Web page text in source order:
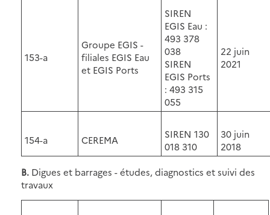
153-a
Groupe EGIS -
filiales EGIS Eau
et EGIS Ports
SIREN
EGIS Eau :
493 378
038
SIREN
EGIS Ports
: 493 315
055
22 juin
2021
154-a CEREMA
SIREN 130
018 310
30 juin
2018
B. Digues et barrages - études, diagnostics et suivi des
travaux